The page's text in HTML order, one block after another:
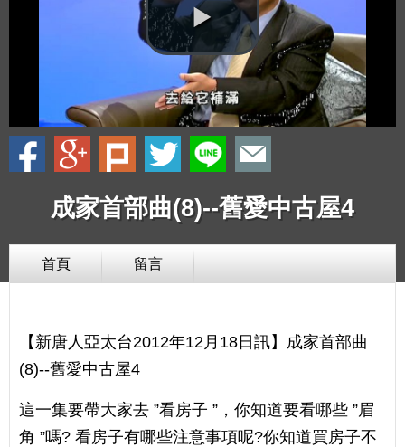
成家首部曲(8)--舊愛中古屋4
首頁 留言
【新唐人亞太台2012年12月18日訊】成家首部曲
(8)--舊愛中古屋4
這一集要帶大家去 ”看房子 ”，你知道要看哪些 ”眉
角 ”嗎? 看房子有哪些注意事項呢?你知道買房子不